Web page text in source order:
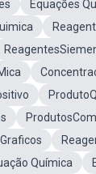
Equações
Química